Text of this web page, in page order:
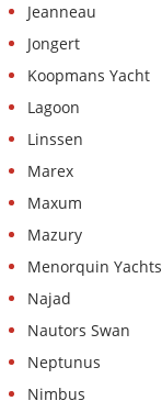
Jeanneau
Jongert
Koopmans Yacht
Lagoon
Linssen
Marex
Maxum
Mazury
Menorquin Yachts
Najad
Nautors Swan
Neptunus
Nimbus